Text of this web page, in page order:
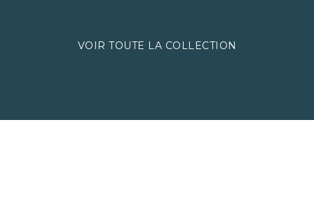
VOIR TOUTE LA COLLECTION